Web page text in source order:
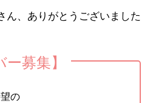
ん、ありがとうございました
募集】
の